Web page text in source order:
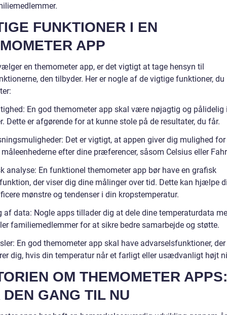
FUNKTIONER I EN
APP
en themometer app, er det vigtigt at tage hensyn til
den tilbyder. Her er nogle af de vigtige funktioner, du
En god themometer app skal være nøjagtig og pålidelig
Dette er afgørende for at kunne stole på de resultater, du får.
Det er vigtigt, at appen giver dig mulighed
efter dine præferencer, såsom Celsius eller
analyse: En funktionel themometer app bør have en grafisk
der viser dig dine målinger over tid. Dette kan hjælpe
mønstre og tendenser i din kropstemperatur.
af data: Nogle apps tillader dig at dele dine temperaturdata
familiemedlemmer for at sikre bedre samarbejde og støtte.
En god themometer app skal have advarselsfunktioner, der
dig, hvis din temperatur når et farligt eller usædvanligt højt
OM THEMOMETER APPS:
DEN GANG TIL NU